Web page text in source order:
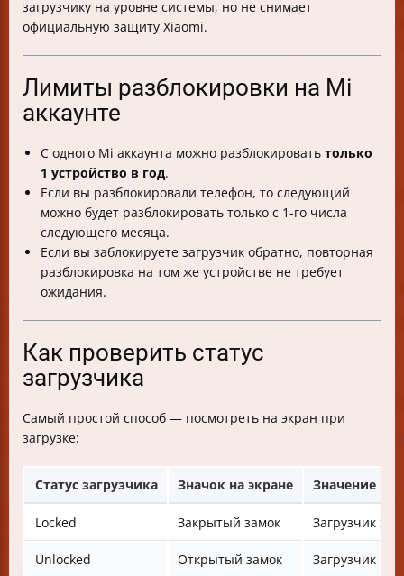
загрузчику на уровне системы, но не снимает
официальную защиту Xiaomi.
Лимиты разблокировки на Mi
аккаунте
С одного Mi аккаунта можно разблокировать только
1 устройство в год.
Если вы разблокировали телефон, то следующий
можно будет разблокировать только с 1-го числа
следующего месяца.
Если вы заблокируете загрузчик обратно, повторная
разблокировка на том же устройстве не требует
ожидания.
Как проверить статус
загрузчика
Самый простой способ — посмотреть на экран при
загрузке:
Статус загрузчика Значок на экране Значение
Locked Закрытый замок Загрузчик
Unlocked Открытый замок Загрузчик